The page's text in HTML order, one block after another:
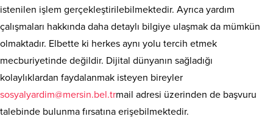
istenilen işlem gerçekleştirilebilmektedir. Ayrıca yardım
çalışmaları hakkında daha detaylı bilgiye ulaşmak da mümkün
olmaktadır. Elbette ki herkes aynı yolu tercih etmek
mecburiyetinde değildir. Dijital dünyanın sağladığı
kolaylıklardan faydalanmak isteyen bireyler
sosyalyardim@mersin.bel.trmail adresi üzerinden de başvuru
talebinde bulunma fırsatına erişebilmektedir.